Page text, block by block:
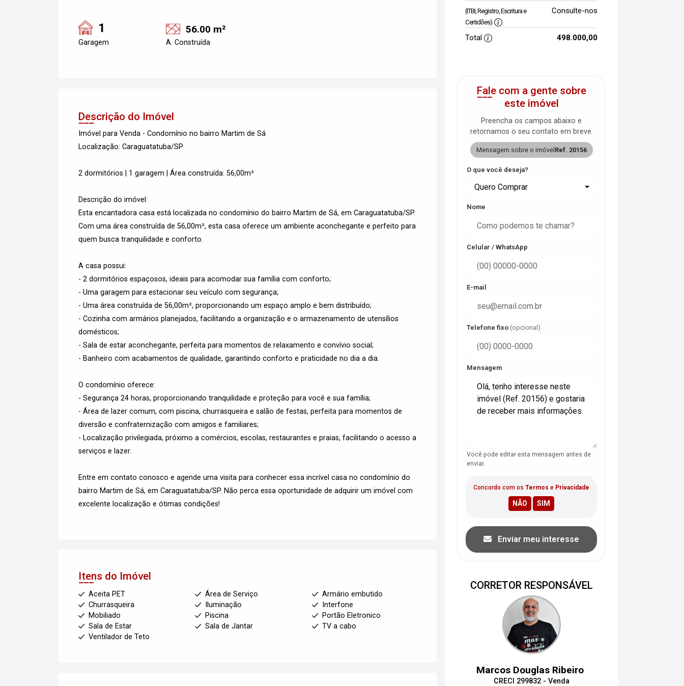
1
Garagem
56.00 m²
A. Construída
Descrição do Imóvel
Imóvel para Venda - Condomínio no bairro Martim de Sá
Localização: Caraguatatuba/SP
2 dormitórios | 1 garagem | Área construída: 56,00m²
Descrição do imóvel:
Esta encantadora casa está localizada no condomínio do bairro Martim de Sá, em Caraguatatuba/SP.
Com uma área construída de 56,00m², esta casa oferece um ambiente aconchegante e perfeito para
quem busca tranquilidade e conforto.
A casa possui:
- 2 dormitórios espaçosos, ideais para acomodar sua família com conforto;
- Uma garagem para estacionar seu veículo com segurança;
- Uma área construída de 56,00m², proporcionando um espaço amplo e bem distribuído;
- Cozinha com armários planejados, facilitando a organização e o armazenamento de utensílios
domésticos;
- Sala de estar aconchegante, perfeita para momentos de relaxamento e convívio social;
- Banheiro com acabamentos de qualidade, garantindo conforto e praticidade no dia a dia.
O condomínio oferece:
- Segurança 24 horas, proporcionando tranquilidade e proteção para você e sua família;
- Área de lazer comum, com piscina, churrasqueira e salão de festas, perfeita para momentos de
diversão e confraternização com amigos e familiares;
- Localização privilegiada, próximo a comércios, escolas, restaurantes e praias, facilitando o acesso a
serviços e lazer.
Entre em contato conosco e agende uma visita para conhecer essa incrível casa no condomínio do
bairro Martim de Sá, em Caraguatatuba/SP. Não perca essa oportunidade de adquirir um imóvel com
excelente localização e ótimas condições!
Itens do Imóvel
Aceita PET Área de Serviço
Armário embutido
Churrasqueira
Iluminação
Interfone
Mobiliado
Piscina
Portão Eletronico
Sala de Estar
Sala de Jantar
TV a cabo
Ventilador de Teto
(ITBI, Registro, Escritura e
Certidões)
Consulte-nos
Total 498.000,00
Fale com a gente sobre
este imóvel
Preencha os campos abaixo e
retornamos o seu contato em breve.
Mensagem sobre o imóvel Ref. 20156
O que você deseja?
Quero Comprar
Nome
Celular / WhatsApp
E-mail
Telefone fixo (opcional)
Mensagem
Você pode editar esta mensagem antes de
enviar.
Concordo com os Termos e Privacidade
Enviar meu interesse
CORRETOR RESPONSÁVEL
Marcos Douglas Ribeiro
CRECI 299832 - Venda